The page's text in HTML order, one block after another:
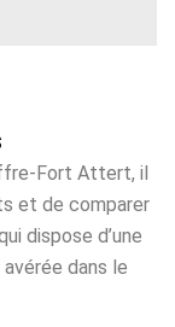
Fort Attert, il
et de comparer
dispose d’une
dans le